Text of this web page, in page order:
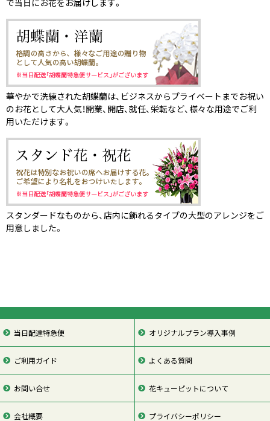
で当日にお花をお届けします。
華やかで洗練された胡蝶蘭は、ビジネスからプライベートまでお祝い
のお花として大人気！開業、開店、就任、栄転など、様々な用途でご利
用いただけます。
スタンダードなものから、店内に飾れるタイプの大型のアレンジをご
用意しました。
当日配達特急便 オリジナルプラン導入事例
ご利用ガイド よくある質問
お問い合せ 花キューピットについて
会社概要 プライバシーポリシー